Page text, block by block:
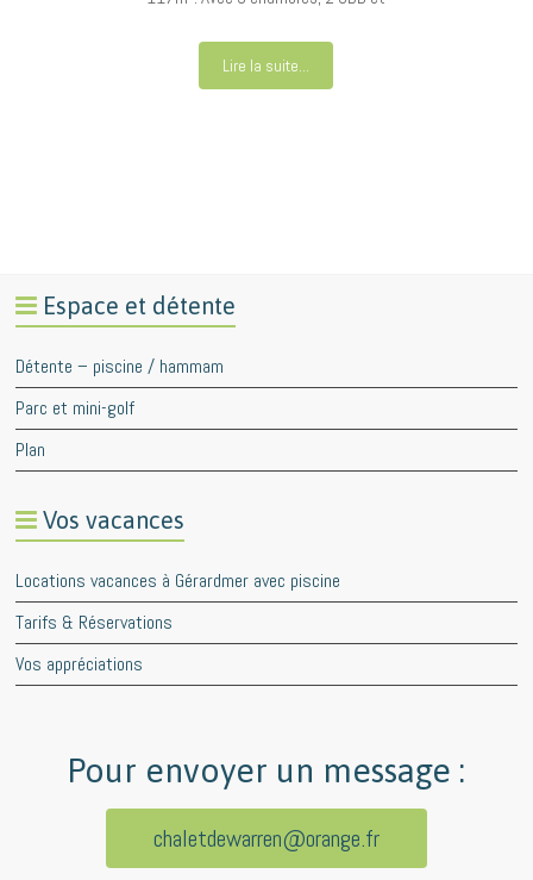
Lire la suite...
Espace et détente
Détente – piscine / hammam
Parc et mini-golf
Plan
Vos vacances
Locations vacances à Gérardmer avec piscine
Tarifs & Réservations
Vos appréciations
Pour envoyer un message :
chaletdewarren@orange.fr